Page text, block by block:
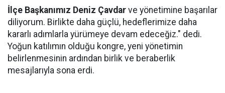
İlçe Başkanımız Deniz Çavdar ve yönetimine başarılar
diliyorum. Birlikte daha güçlü, hedeflerimize daha
kararlı adımlarla yürümeye devam edeceğiz." dedi.
Yoğun katılımın olduğu kongre, yeni yönetimin
belirlenmesinin ardından birlik ve beraberlik
mesajlarıyla sona erdi.